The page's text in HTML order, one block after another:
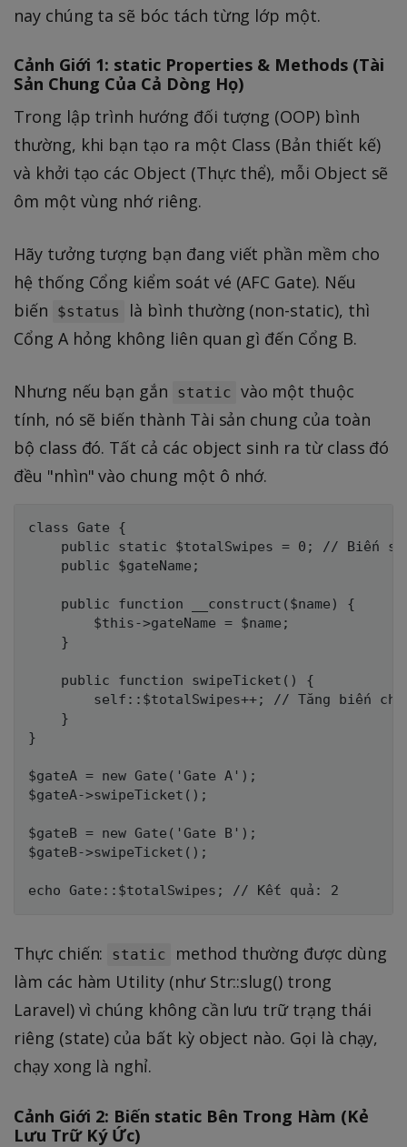
nay chúng ta sẽ bóc tách từng lớp một.
Cảnh Giới 1: static Properties & Methods (Tài
Sản Chung Của Cả Dòng Họ)
Trong lập trình hướng đối tượng (OOP) bình
thường, khi bạn tạo ra một Class (Bản thiết kế)
và khởi tạo các Object (Thực thể), mỗi Object sẽ
ôm một vùng nhớ riêng.
Hãy tưởng tượng bạn đang viết phần mềm cho
hệ thống Cổng kiểm soát vé (AFC Gate). Nếu
biến
$status
là bình thường (non-static), thì
Cổng A hỏng không liên quan gì đến Cổng B.
Nhưng nếu bạn gắn static vào một thuộc
tính, nó sẽ biến thành Tài sản chung của toàn
bộ class đó. Tất cả các object sinh ra từ class đó
đều "nhìn" vào chung một ô nhớ.
class Gate {
public static $totalSwipes = 0; // Biến
    public $gateName;
    public function __construct($name) {
        $this->gateName = $name;
    }
    public function swipeTicket() {
self::$totalSwipes++; // Tăng biến
    }
}
$gateA = new Gate('Gate A');
$gateA->swipeTicket();
$gateB = new Gate('Gate B');
$gateB->swipeTicket();
Thực chiến: static
method thường được dùng
làm các hàm Utility (như Str::slug() trong
Laravel) vì chúng không cần lưu trữ trạng thái
riêng (state) của bất kỳ object nào. Gọi là chạy,
chạy xong là nghỉ.
Cảnh Giới 2: Biến static Bên Trong Hàm (Kẻ
Lưu Trữ Ký Ức)